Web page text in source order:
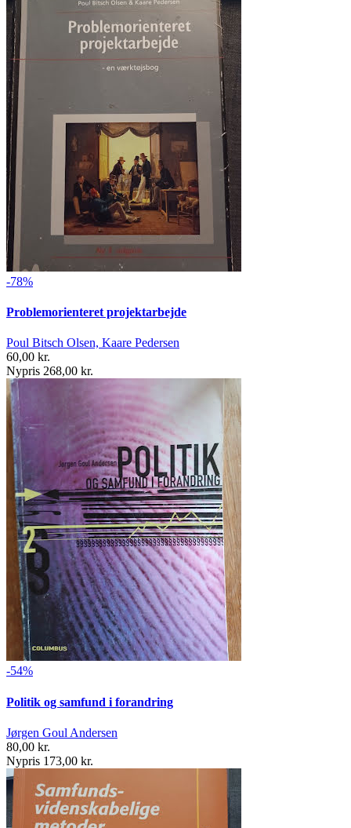
-78%
Problemorienteret projektarbejde
Poul Bitsch Olsen, Kaare Pedersen
60,00 kr.
Nypris 268,00 kr.
-54%
Politik og samfund i forandring
Jørgen Goul Andersen
80,00 kr.
Nypris 173,00 kr.